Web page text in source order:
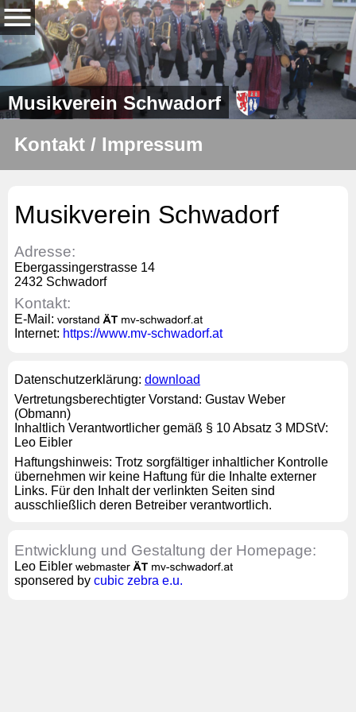
Musikverein Schwadorf
Kontakt / Impressum
Musikverein Schwadorf
Adresse:
Ebergassingerstrasse 14
2432 Schwadorf
Kontakt:
E-Mail:
Internet: https://www.mv-schwadorf.at
Datenschutzerklärung: download
Vertretungsberechtigter Vorstand: Gustav Weber
(Obmann)
Inhaltlich Verantwortlicher gemäß § 10 Absatz 3 MDStV:
Leo Eibler
Haftungshinweis: Trotz sorgfältiger inhaltlicher Kontrolle
übernehmen wir keine Haftung für die Inhalte externer
Links. Für den Inhalt der verlinkten Seiten sind
ausschließlich deren Betreiber verantwortlich.
Entwicklung und Gestaltung der Homepage:
Leo Eibler
sponsered by cubic zebra e.u.